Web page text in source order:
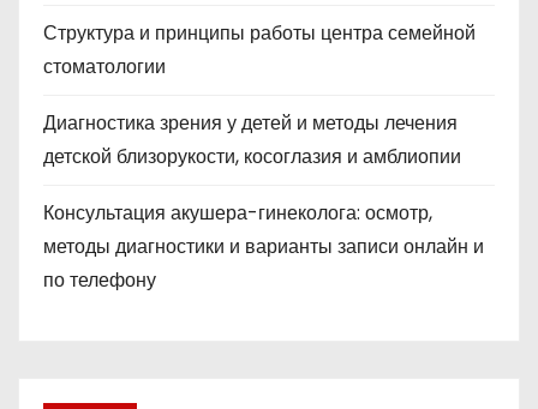
Структура и принципы работы центра семейной
стоматологии
Диагностика зрения у детей и методы лечения
детской близорукости, косоглазия и амблиопии
Консультация акушера-гинеколога: осмотр,
методы диагностики и варианты записи онлайн и
по телефону